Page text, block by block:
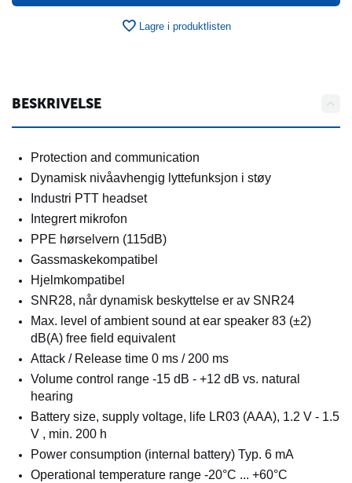
Lagre i produktlisten
BESKRIVELSE
Protection and communication
Dynamisk nivåavhengig lyttefunksjon i støy
Industri PTT headset
Integrert mikrofon
PPE hørselvern (115dB)
Gassmaskekompatibel
Hjelmkompatibel
SNR28, når dynamisk beskyttelse er av SNR24
Max. level of ambient sound at ear speaker 83 (±2)
dB(A) free field equivalent
Attack / Release time 0 ms / 200 ms
Volume control range -15 dB - +12 dB vs. natural
hearing
Battery size, supply voltage, life LR03 (AAA), 1.2 V - 1.5
V , min. 200 h
Power consumption (internal battery) Typ. 6 mA
Operational temperature range -20°C ... +60°C